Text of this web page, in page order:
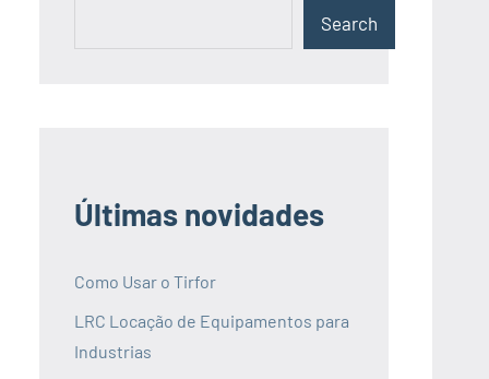
Search
Últimas novidades
Como Usar o Tirfor
LRC Locação de Equipamentos para
Industrias